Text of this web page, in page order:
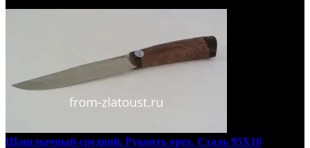
Шашлычный-средний. Рукоять орех. Сталь 95Х18